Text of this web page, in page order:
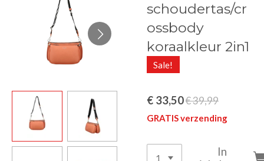
schoudertas/cr
ossbody
koraalkleur 2in1
Sale!
€ 33,50€ 39,99
GRATIS verzending
In